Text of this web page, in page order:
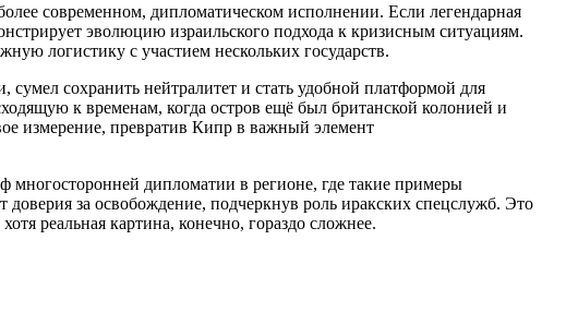
современном, дипломатическом исполнении. Если легендарная
эволюцию израильского подхода к кризисным ситуациям.
логистику с участием нескольких государств.
сохранить нейтралитет и стать удобной платформой для
к временам, когда остров ещё был британской колонией и
измерение, превратив Кипр в важный элемент
многосторонней дипломатии в регионе, где такие примеры
за освобождение, подчеркнув роль иракских спецслужб. Это
реальная картина, конечно, гораздо сложнее.